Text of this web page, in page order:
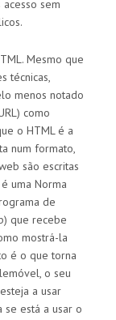
sem
Mesmo que
técnicas,
menos notado
como
o HTML é a
num formato,
são escritas
uma Norma
de
que recebe
mostrá-la
é o que torna
o seu
a usar
se está a usar o